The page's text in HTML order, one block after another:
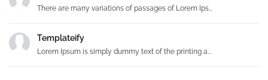
There are many variations of passages of Lorem Ips...
Templateify
Lorem Ipsum is simply dummy text of the printing a...